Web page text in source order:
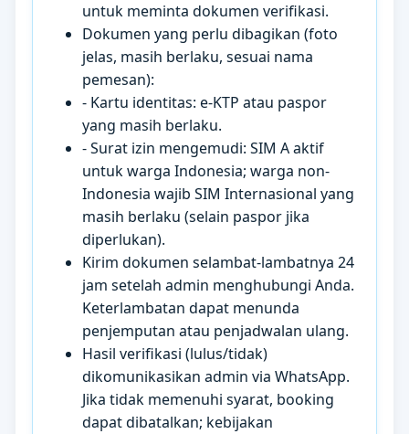
untuk meminta dokumen verifikasi.
Dokumen yang perlu dibagikan (foto
jelas, masih berlaku, sesuai nama
pemesan):
- Kartu identitas: e-KTP atau paspor
yang masih berlaku.
- Surat izin mengemudi: SIM A aktif
untuk warga Indonesia; warga non-
Indonesia wajib SIM Internasional yang
masih berlaku (selain paspor jika
diperlukan).
Kirim dokumen selambat-lambatnya 24
jam setelah admin menghubungi Anda.
Keterlambatan dapat menunda
penjemputan atau penjadwalan ulang.
Hasil verifikasi (lulus/tidak)
dikomunikasikan admin via WhatsApp.
Jika tidak memenuhi syarat, booking
dapat dibatalkan; kebijakan